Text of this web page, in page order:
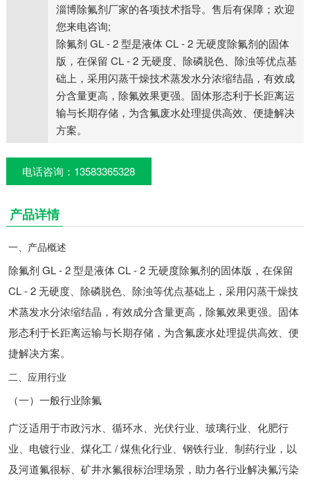
淄博除氟剂厂家的各项技术指导。售后有保障；欢迎
您来电咨询;
除氟剂 GL - 2 型是液体 CL - 2 无硬度除氟剂的固体
版，在保留 CL - 2 无硬度、除磷脱色、除浊等优点基
础上，采用闪蒸干燥技术蒸发水分浓缩结晶，有效成
分含量更高，除氟效果更强。固体形态利于长距离运
输与长期存储，为含氟废水处理提供高效、便捷解决
方案。
电话咨询：13583365328
产品详情
一、产品概述
除氟剂 GL - 2 型是液体 CL - 2 无硬度除氟剂的固体版，在保留
CL - 2 无硬度、除磷脱色、除浊等优点基础上，采用闪蒸干燥技
术蒸发水分浓缩结晶，有效成分含量更高，除氟效果更强。固体
形态利于长距离运输与长期存储，为含氟废水处理提供高效、便
捷解决方案。
二、应用行业
（一）一般行业除氟
广泛适用于市政污水、循环水、光伏行业、玻璃行业、化肥行
业、电镀行业、煤化工 / 煤焦化行业、钢铁行业、制药行业，以
及河道氟很标、矿井水氟很标治理场景，助力各行业解决氟污染